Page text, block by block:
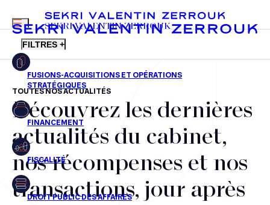
FR EN
MENU
SEKRI VALENTIN ZERROUK
FILTRES +
Fusions-acquisitions et opérations stratégiques
Financement
Fiscalité
Droit public des affaires
TOUTES NOS ACTUALITÉS
Découvrez les dernières
actualités du cabinet,
nos récompenses et nos
transactions, jour après